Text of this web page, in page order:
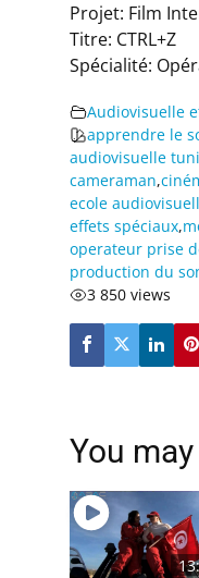
Projet: Film
Titre: CTRL+Z
Spécialité:
Audiovisuelle
apprendre le
audiovisuelle
cameraman,
ecole
effets spéciaux,
operateur prise
production du
3 850 views
You